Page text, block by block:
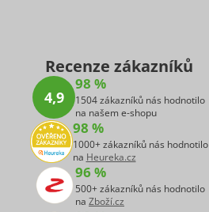
Recenze zákazníků
4,9
98 %
1504 zákazníků nás hodnotilo
na našem e-shopu
98 %
1000+ zákazníků nás hodnotilo
na Heureka.cz
96 %
500+ zákazníků nás hodnotilo
na Zboží.cz